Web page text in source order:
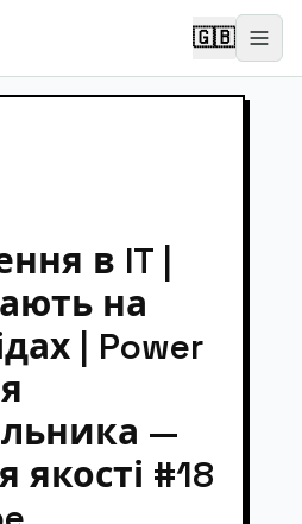
🇬🇧
в IT |
на
| Power
—
якості #18